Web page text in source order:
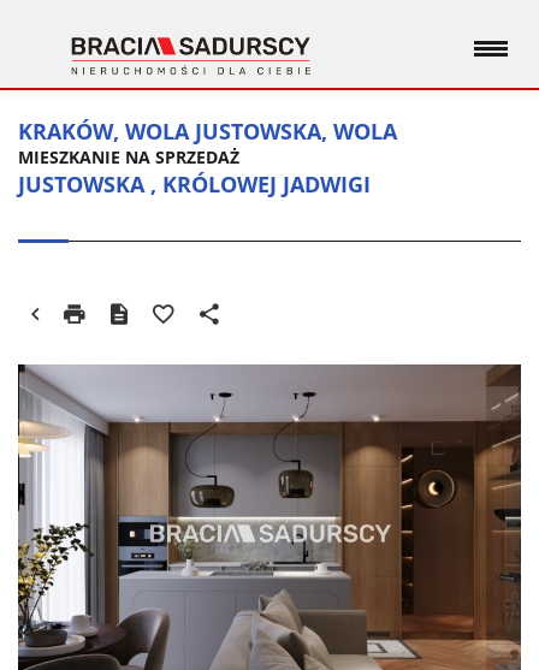
KRAKÓW, WOLA JUSTOWSKA, WOLA
JUSTOWSKA , KRÓLOWEJ JADWIGI
MIESZKANIE NA SPRZEDAŻ